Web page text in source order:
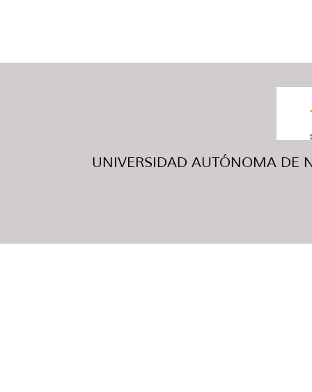
UNIVERSIDAD AUTÓNOMA DE